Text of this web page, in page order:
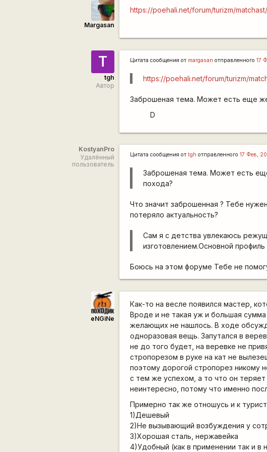
Margasan
https://poehali.net/forum/turizm/
T
tgh
Автор
Цитата сообщения от margasan отправленного17
https://poehali.net/forum/turizm/
Заброшеная тема. Может есть еще
D
KostyanPro
Удалённый
пользователь
Цитата сообщения отtgh отправленного17 Фев,
Заброшеная тема. Может есть
похода?
Что значит заброшенная ? Тебе
потеряло актуальность?
Сам я с детства увлекаюсь
изготовлением.Основной
Боюсь на этом форуме Тебе не
eNGiNe
Как-то на весле появился мастер,
Вроде и не такая уж и большая
желающих не нашлось. В ходе
одноразовая вещь. Запутался в
не до того будет, на веревке не
стропорезом в руке на кат не
поэтому дорогой стропорез никому
с тем же успехом, а то что он
неинтересно, потому что именно
Примерно так же отношусь и к
1)Дешевый
2)Не вызывающий возбуждения у
3)Хорошая сталь, нержавейка
4)Удобный (как в применении так и в